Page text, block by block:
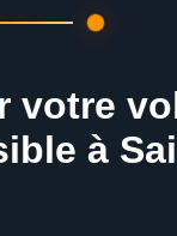
votre
à